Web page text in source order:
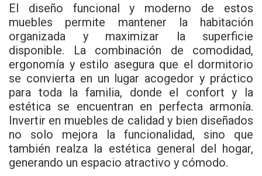
El diseño funcional y moderno de estos
muebles permite mantener la habitación
organizada y maximizar la superficie
disponible. La combinación de comodidad,
ergonomía y estilo asegura que el dormitorio
se convierta en un lugar acogedor y práctico
para toda la familia, donde el confort y la
estética se encuentran en perfecta armonía.
Invertir en muebles de calidad y bien diseñados
no solo mejora la funcionalidad, sino que
también realza la estética general del hogar,
generando un espacio atractivo y cómodo.